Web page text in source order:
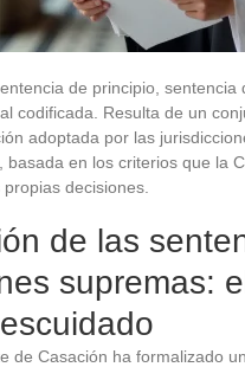
de principio,
codificada. Resulta de un
adoptada por las
basada en los criterios que la
decisiones.
de las
supremas:
de Casación ha formalizado